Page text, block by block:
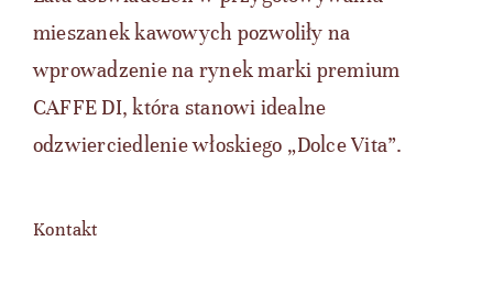
mieszanek kawowych pozwoliły na
wprowadzenie na rynek marki premium
CAFFE DI, która stanowi idealne
odzwierciedlenie włoskiego „Dolce Vita”.
Kontakt